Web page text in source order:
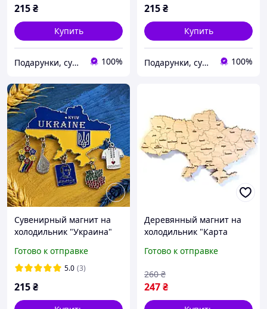
и
215₴
Купить
Подарунки, сувеніри, предмети інтер'єру "Елефант" | © elephant.dp.ua 100%
215₴
Купить
Подарунки, сувеніри, предмети інтер'єру "Елефант" | © elephant.dp.ua 100%
Сувенирный магнит на
холодильник "Украина"
карта Украины с
подвесками, гербом,
Готово к отправке
5.0 (3)
215₴
Деревянный магнит на
холодильник "Карта
30х20 см
Готово к отправке
247₴
260 ₴